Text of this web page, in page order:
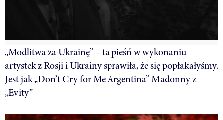
„Modlitwa za Ukrainę” – ta pieśń w wykonaniu
artystek z Rosji i Ukrainy sprawiła, że się popłakałyśmy.
Jest jak „Don’t Cry for Me Argentina” Madonny z
„Evity”